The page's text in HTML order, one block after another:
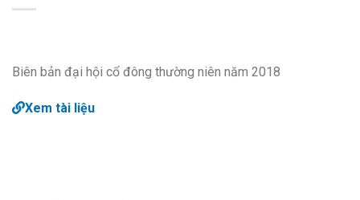
Biên bản đại hội cổ đông thường niên năm 2018
Xem tài liệu